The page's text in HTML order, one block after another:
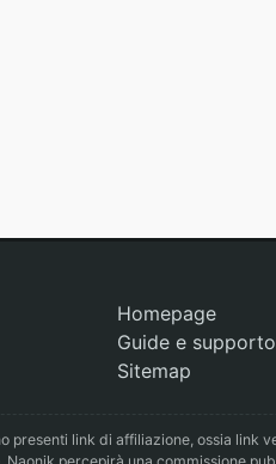
Homepage
Guide e supporto
Sitemap